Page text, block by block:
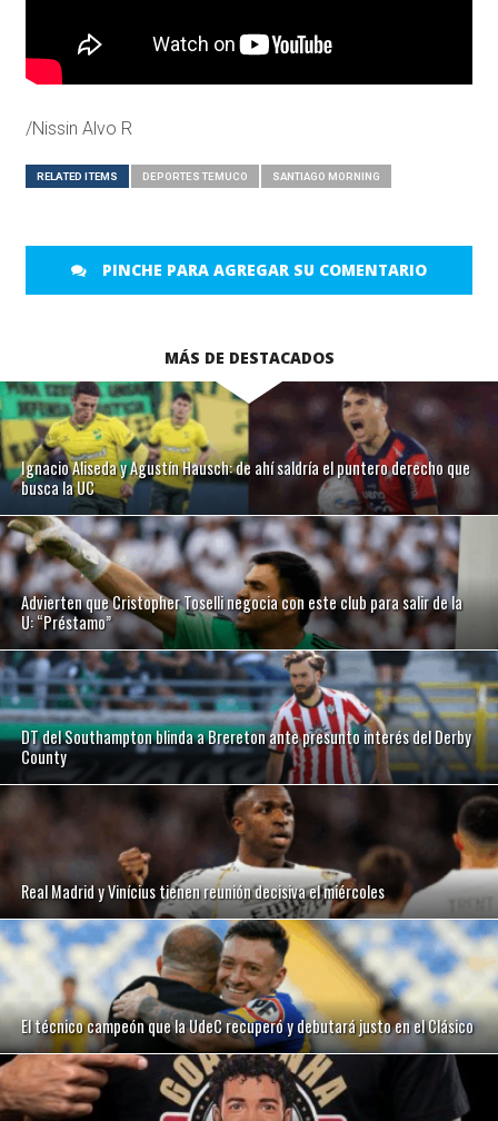
/Nissin Alvo R
RELATED ITEMS DEPORTES TEMUCO SANTIAGO MORNING
PINCHE PARA AGREGAR SU COMENTARIO
MÁS DE DESTACADOS
Ignacio Aliseda y Agustín Hausch: de ahí saldría el puntero derecho que
busca la UC
Advierten que Cristopher Toselli negocia con este club para salir de la
U: “Préstamo”
DT del Southampton blinda a Brereton ante presunto interés del Derby
County
Real Madrid y Vinícius tienen reunión decisiva el miércoles
El técnico campeón que la UdeC recuperó y debutará justo en el Clásico